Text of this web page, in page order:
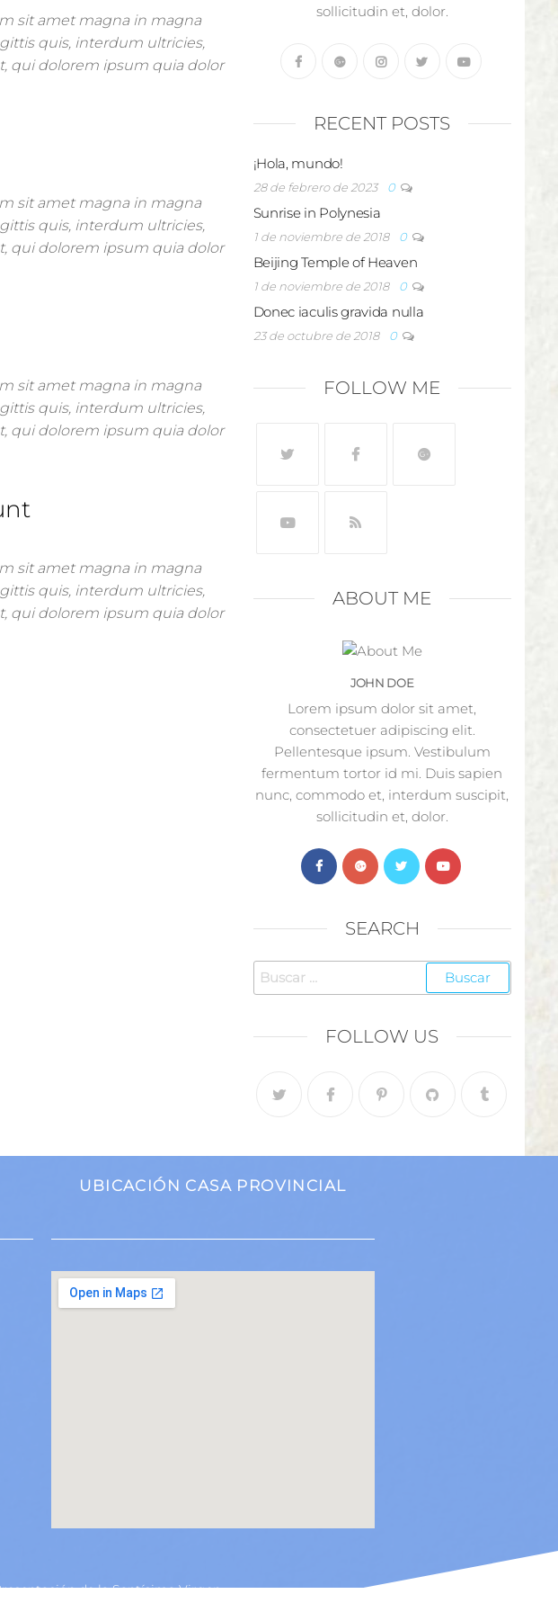
sit amet magna in magna
quis, interdum ultricies,
qui dolorem ipsum quia dolor
sit amet magna in magna
quis, interdum ultricies,
qui dolorem ipsum quia dolor
sit amet magna in magna
quis, interdum ultricies,
qui dolorem ipsum quia dolor
sit amet magna in magna
quis, interdum ultricies,
qui dolorem ipsum quia dolor
sollicitudin et, dolor.
RECENT POSTS
¡Hola, mundo!
28 de febrero de 2023 0
Sunrise in Polynesia
1 de noviembre de 2018 0
Beijing Temple of Heaven
1 de noviembre de 2018 0
Donec iaculis gravida nulla
23 de octubre de 2018 0
FOLLOW ME
ABOUT ME
JOHN DOE
Lorem ipsum dolor sit amet,
consectetuer adipiscing elit.
Pellentesque ipsum. Vestibulum
fermentum tortor id mi. Duis sapien
nunc, commodo et, interdum suscipit,
sollicitudin et, dolor.
SEARCH
FOLLOW US
UBICACIÓN CASA PROVINCIAL
de la Santísima Virgen.